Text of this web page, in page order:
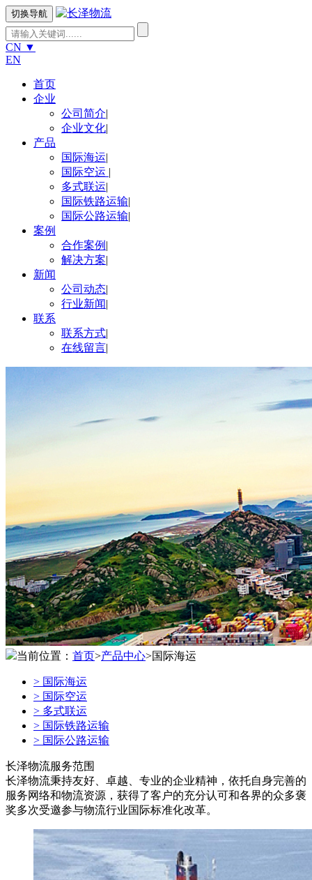
切换导航
CN ▼
EN
首页
企业
公司简介|
企业文化|
产品
国际海运|
国际空运 |
多式联运|
国际铁路运输|
国际公路运输|
案例
合作案例 |
解决方案|
新闻
公司动态|
行业新闻|
联系
联系方式|
在线留言|
当前位置： 首页>产品中心>国际海运
> 国际海运
> 国际空运
> 多式联运
> 国际铁路运输
> 国际公路运输
长泽物流服务范围
长泽物流秉持友好、卓越、专业的企业精神，依托自身完善的
服务网络和物流资源，获得了客户的充分认可和各界的众多褒
奖多次受邀参与物流行业国际标准化改革。